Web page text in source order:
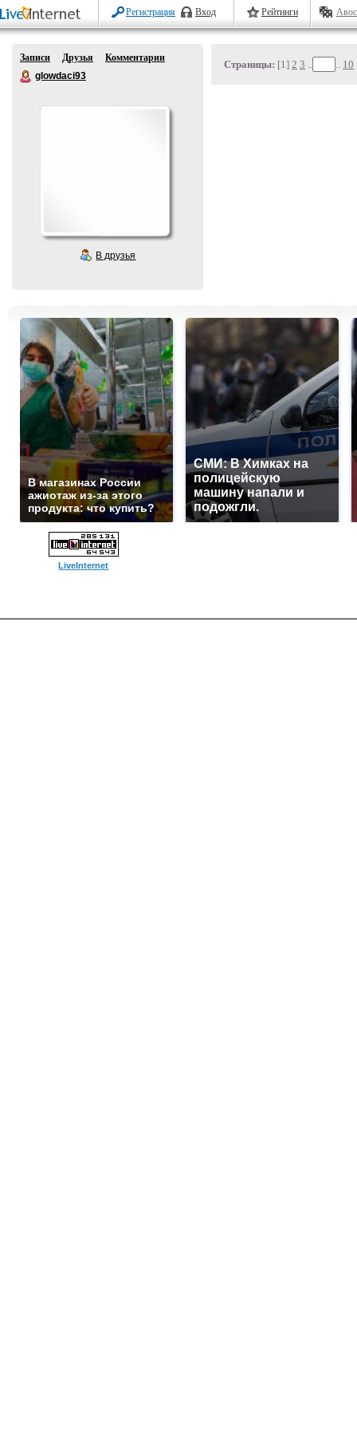
Регистрация Вход Рейтинги
Записи Друзья
Комментарии
glowdaci93
В друзья
Страницы: [1] 2 3 .. .. 10
В магазинах России
ажиотаж из-за этого
продукта: что купить?
СМИ: В Химках на
полицейскую
машину напали и
подожгли.
LiveInternet